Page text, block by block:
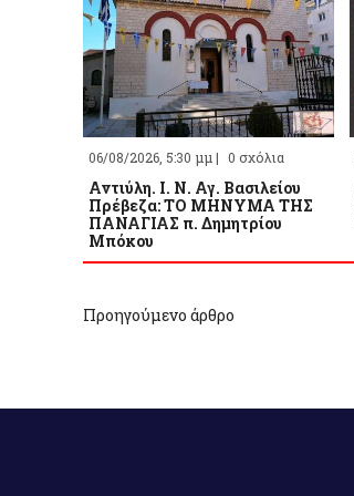
06/08/2026, 5:30 μμ | 0 σχόλια
Αντιύλη. Ι. Ν. Αγ. Βασιλείου
Πρέβεζα: ΤΟ ΜΗΝΥΜΑ ΤΗΣ
ΠΑΝΑΓΙΑΣ π. Δημητρίου
Μπόκου
Προηγούμενο άρθρο